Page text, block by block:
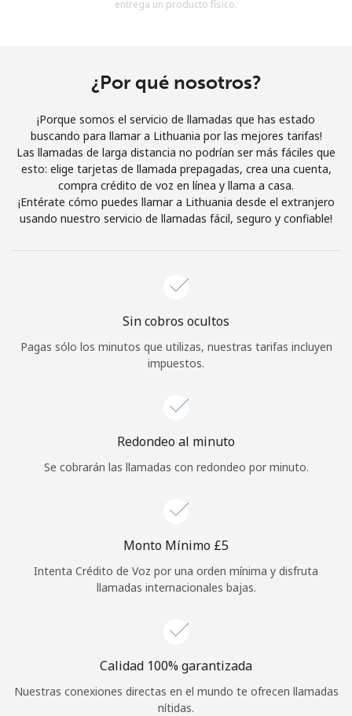
Al abrir una cuenta en este sitio web, estoy de acuerdo con
Únete
¡Hola!
Inicia sesión o REGÍSTRATE →
¿Olvidaste tu contraseña? →
Iniciar Sesión
entrega un producto físico.
¿Por qué nosotros?
¡Porque somos el servicio de llamadas que has estado
buscando para llamar a Lithuania por las mejores tarifas!
Las llamadas de larga distancia no podrían ser más fáciles que
esto: elige tarjetas de llamada prepagadas, crea una cuenta,
compra crédito de voz en línea y llama a casa.
¡Entérate cómo puedes llamar a Lithuania desde el extranjero
usando nuestro servicio de llamadas fácil, seguro y confiable!
Sin cobros ocultos
Pagas sólo los minutos que utilizas, nuestras tarifas incluyen
impuestos.
Redondeo al minuto
Se cobrarán las llamadas con redondeo por minuto.
Monto Mínimo ⁦£5⁩
Intenta Crédito de Voz por una orden mínima y disfruta
llamadas internacionales bajas.
Calidad 100% garantizada
Nuestras conexiones directas en el mundo te ofrecen llamadas
nítidas.